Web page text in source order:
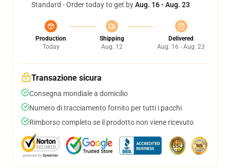
Standard - Order today to get byAug. 16 - Aug. 23
Production
Today
Shipping
Aug. 12
Delivered
Aug. 16 - Aug. 23
Transazione sicura
Consegna mondiale a domicilio
Numero di tracciamento fornito per tutti i pacchi
Rimborso completo se il prodotto non viene ricevuto